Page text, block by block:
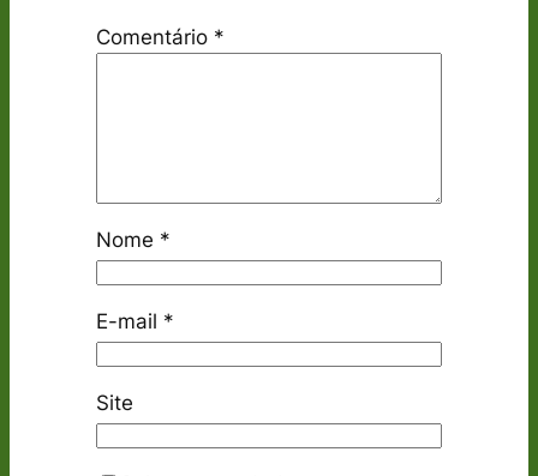
Comentário *
Nome *
E-mail *
Site